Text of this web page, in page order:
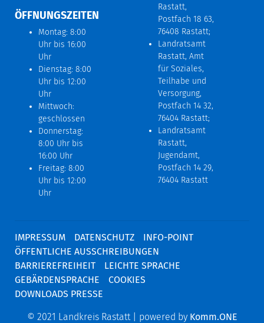
ÖFFNUNGSZEITEN
Montag: 8:00
Uhr bis 16:00
Uhr
Dienstag: 8:00
Uhr bis 12:00
Uhr
Mittwoch:
geschlossen
Donnerstag:
8:00 Uhr bis
16:00 Uhr
Freitag: 8:00
Uhr bis 12:00
Uhr
Rastatt,
Postfach 18 63,
76408 Rastatt;
Landratsamt
Rastatt, Amt
für Soziales,
Teilhabe und
Versorgung,
Postfach 14 32,
76404 Rastatt;
Landratsamt
Rastatt,
Jugendamt,
Postfach 14 29,
76404 Rastatt
IMPRESSUM DATENSCHUTZ
INFO-POINT
ÖFFENTLICHE AUSSCHREIBUNGEN
BARRIEREFREIHEIT
LEICHTE SPRACHE
GEBÄRDENSPRACHE
COOKIES
DOWNLOADS PRESSE
© 2021 Landkreis Rastatt | powered by Komm.ONE